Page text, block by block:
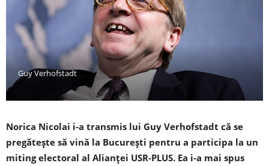
Guy Verhofstadt
Norica Nicolai i-a transmis lui Guy Verhofstadt că se
pregăteşte să vină la Bucureşti pentru a participa la un
miting electoral al Alianţei USR-PLUS. Ea i-a mai spus